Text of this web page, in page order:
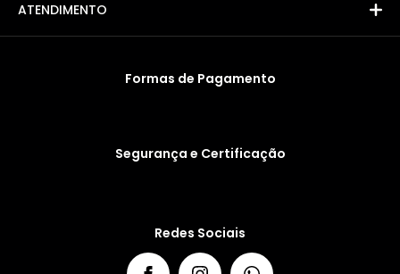
ATENDIMENTO
Formas de Pagamento
Segurança e Certificação
Redes Sociais